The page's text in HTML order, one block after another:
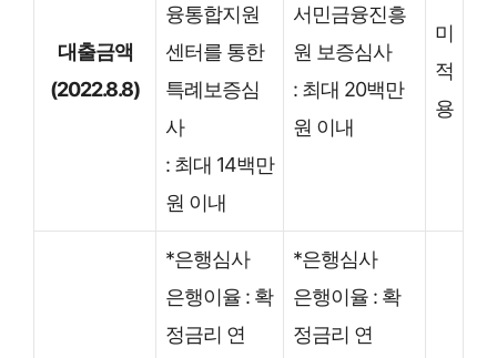
대출금액
(2022.8.8)
융통합지원
센터를 통한
특례보증심
사
: 최대 14백만
원 이내
서민금융진흥
원 보증심사
: 최대 20백만
원 이내
미
적
용
*은행심사
은행이율 : 확
정금리 연
*은행심사
은행이율 : 확
정금리 연